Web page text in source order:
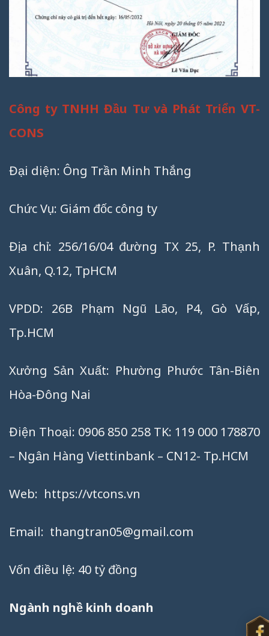
Công ty TNHH Đầu Tư và Phát Triển VT-
CONS
Đại diện: Ông Trần Minh Thắng
Chức Vụ: Giám đốc công ty
Địa chỉ: 256/16/04 đường TX 25, P. Thạnh
Xuân, Q.12, TpHCM
VPDD: 26B Phạm Ngũ Lão, P4, Gò Vấp,
Tp.HCM
Xưởng Sản Xuất: Phường Phước Tân-Biên
Hòa-Đông Nai
Điện Thoại: 0906 850 258 TK: 119 000 178870
– Ngân Hàng Viettinbank – CN12- Tp.HCM
Web: https://vtcons.vn
Email: thangtran05@gmail.com
Vốn điều lệ: 40 tỷ đồng
Ngành nghề kinh doanh